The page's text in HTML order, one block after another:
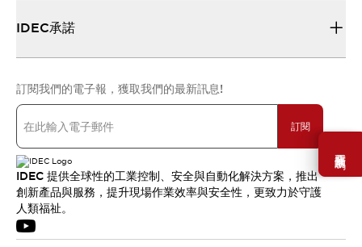
需要幫助嗎？
IDEC承諾
訂閱我們的電子報，獲取我們的最新訊息!
訂閱
IDEC 提供全球性的工業控制、安全與自動化解決方案，推出
創新產品與服務，提升現場作業效率與安全性，更致力於守護
人類福祉。